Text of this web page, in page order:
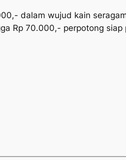
dalam wujud kain
Rp 70.000,- perpotong